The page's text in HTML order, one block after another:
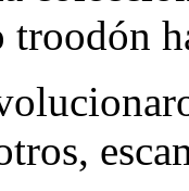
troodón